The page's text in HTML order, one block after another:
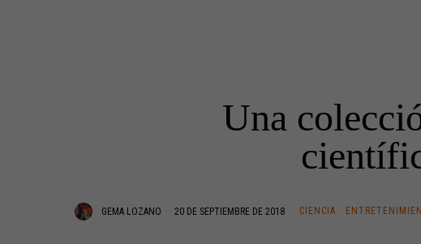
Una
GEMA LOZANO 20 DE SEPTIEMBRE DE 2018 CIENCIA ·